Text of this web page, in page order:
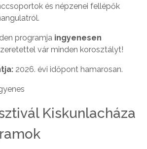
és népzenei fellépők
programja ingyenesen
vár minden korosztályt!
2026. évi időpont hamarosan.
Kiskunlacháza